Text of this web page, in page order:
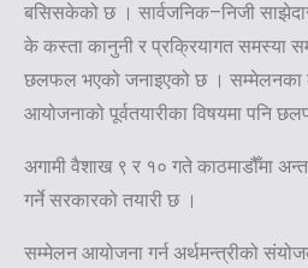
बसिसकेको छ । सार्वजनिक–निजी
के कस्ता कानुनी र प्रक्रियागत समस्या
छलफल भएको जनाइएको छ । सम्मेलनका
आयोजनाको पूर्वतयारीका विषयमा पनि
अगामी वैशाख ९ र १० गते काठमाडौँमा
गर्ने सरकारको तयारी छ ।
सम्मेलन आयोजना गर्न अर्थमन्त्रीको